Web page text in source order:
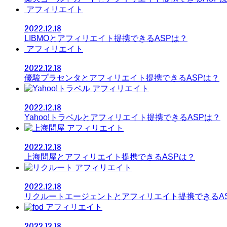
アフィリエイト
2022.12.18
LIBMOとアフィリエイト提携できるASPは？
アフィリエイト
2022.12.18
優駿プラセンタとアフィリエイト提携できるASPは？
アフィリエイト
2022.12.18
Yahoo!トラベルとアフィリエイト提携できるASPは？
アフィリエイト
2022.12.18
上海問屋とアフィリエイト提携できるASPは？
アフィリエイト
2022.12.18
リクルートエージェントとアフィリエイト提携できる
アフィリエイト